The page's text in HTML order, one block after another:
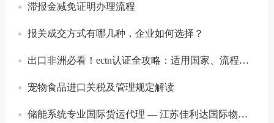
滞报金减免证明办理流程
报关成交方式有哪几种，企业如何选择？
出口非洲必看！ectn认证全攻略：适用国家、流程及实操要点
宠物食品进口关税及管理规定解读
储能系统专业国际货运代理 — 江苏佳利达国际物流股份有限公司